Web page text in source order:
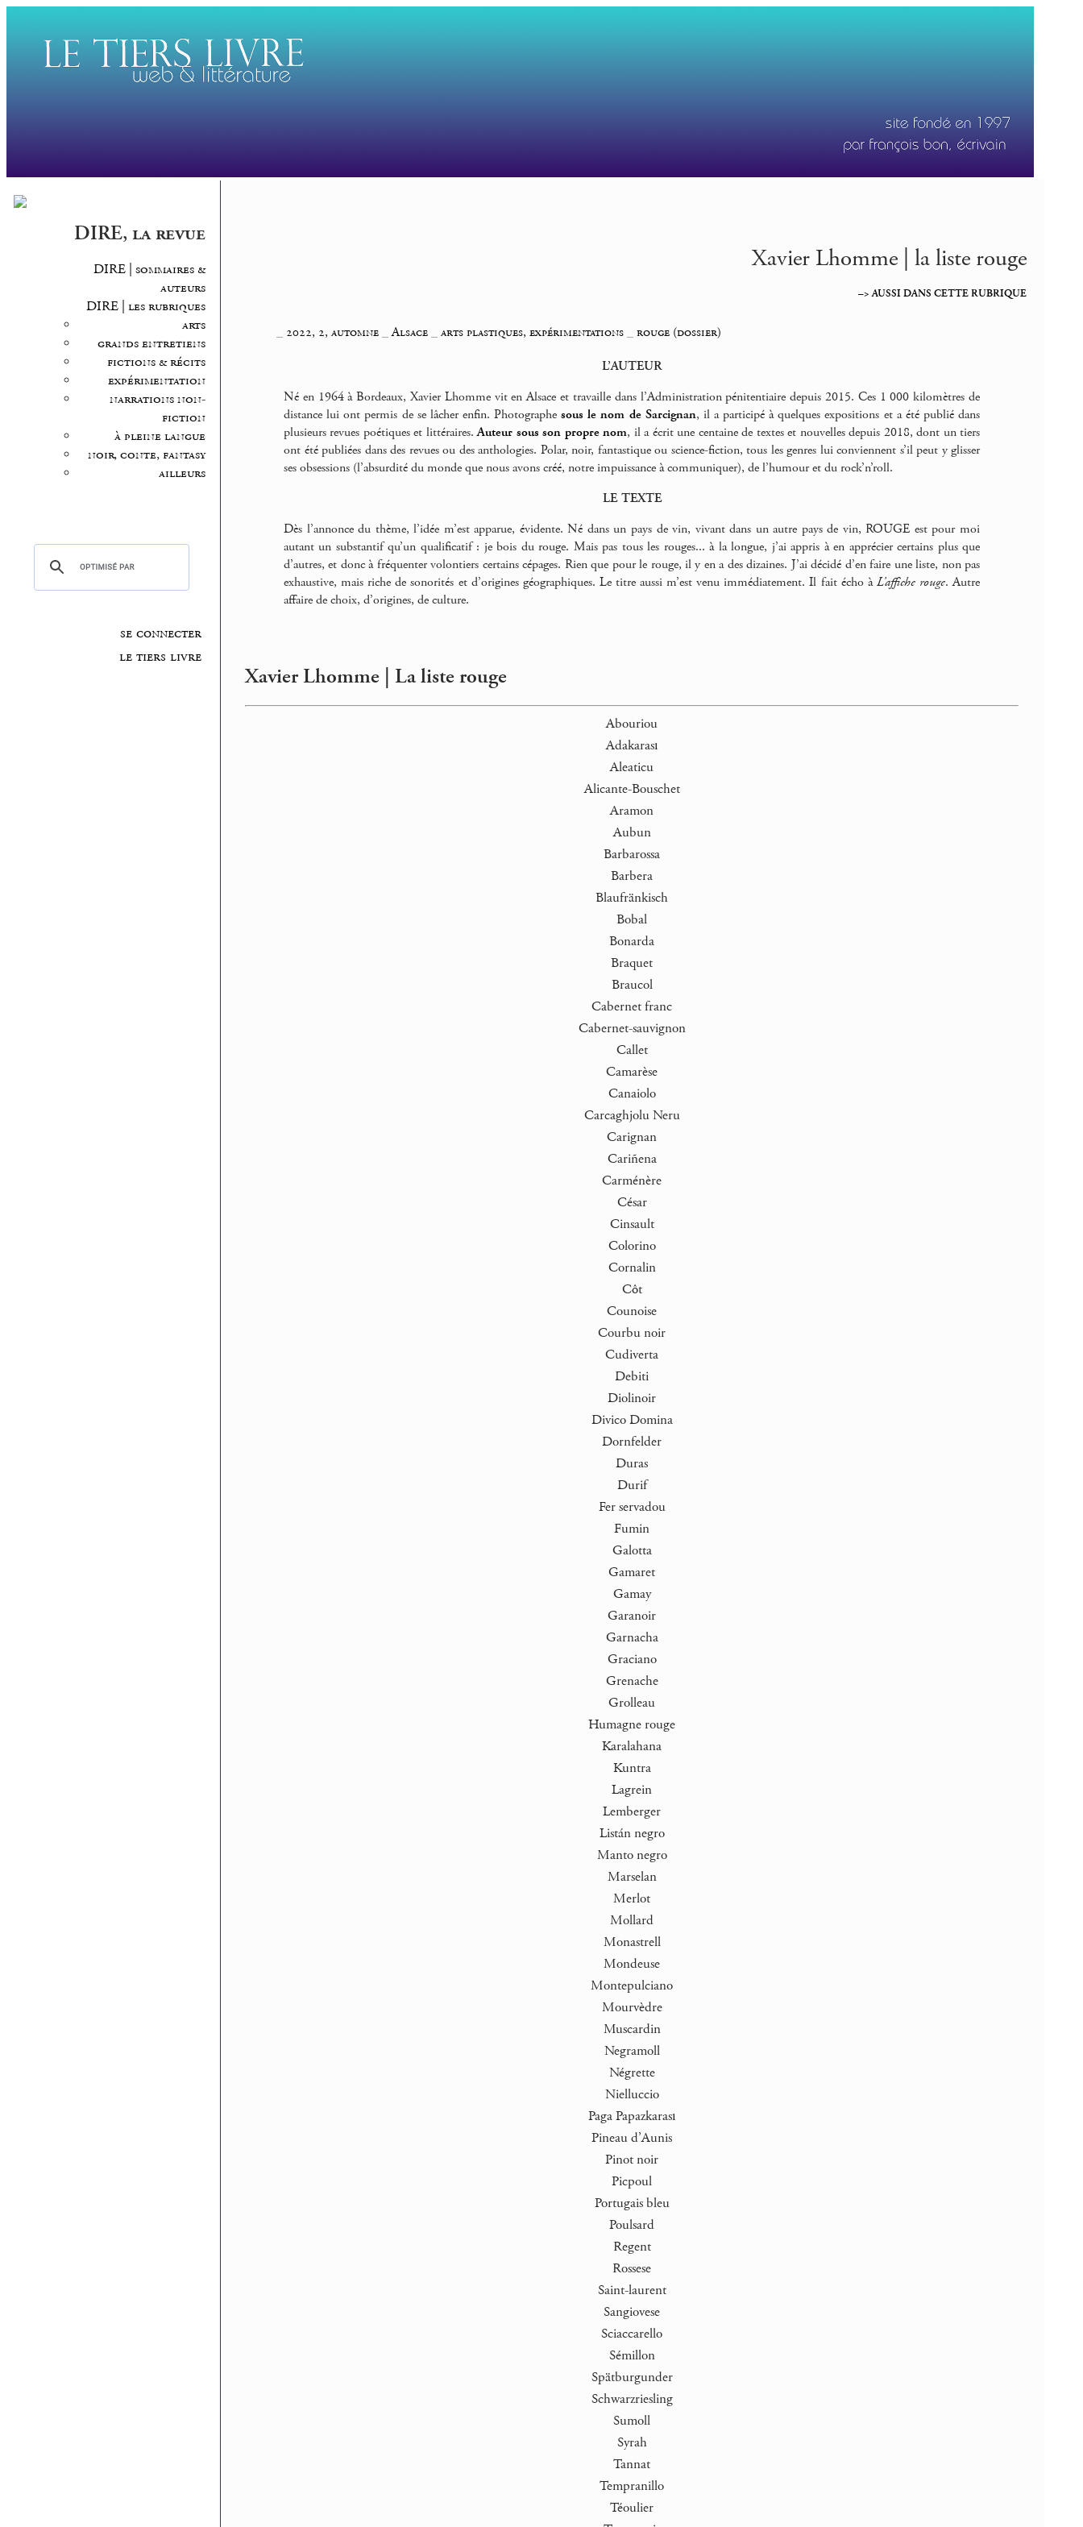
DIRE, la revue
DIRE | sommaires &
auteurs
DIRE | les rubriques
arts
grands entretiens
fictions & récits
expérimentation
narrations non-
fiction
à pleine langue
noir, conte, fantasy
ailleurs
se connecter
le tiers livre
Xavier Lhomme | la liste rouge
–> AUSSI DANS CETTE RUBRIQUE
_ 2022, 2, automne _Alsace _arts plastiques, expérimentations _rouge (dossier)
L’AUTEUR
Né en 1964 à Bordeaux, Xavier Lhomme vit en Alsace et travaille dans l’Administration pénitentiaire depuis 2015. Ces 1 000 kilomètres de
distance lui ont permis de se lâcher enfin. Photographesous le nom de Sarcignan, il a participé à quelques expositions et a été publié dans
plusieurs revues poétiques et littéraires.Auteur sous son propre nom, il a écrit une centaine de textes et nouvelles depuis 2018, dont un tiers
ont été publiées dans des revues ou des anthologies. Polar, noir, fantastique ou science-fiction, tous les genres lui conviennent s’il peut y glisser
ses obsessions (l’absurdité du monde que nous avons créé, notre impuissance à communiquer), de l’humour et du rock’n’roll.
LE TEXTE
Dès l’annonce du thème, l’idée m’est apparue, évidente. Né dans un pays de vin, vivant dans un autre pays de vin, ROUGE est pour moi
autant un substantif qu’un qualificatif : je bois du rouge. Mais pas tous les rouges... à la longue, j’ai appris à en apprécier certains plus que
d’autres, et donc à fréquenter volontiers certains cépages. Rien que pour le rouge, il y en a des dizaines. J’ai décidé d’en faire une liste, non pas
exhaustive, mais riche de sonorités et d’origines géographiques. Le titre aussi m’est venu immédiatement. Il fait écho àL’affiche rouge. Autre
affaire de choix, d’origines, de culture.
Xavier Lhomme | La liste rouge
Abouriou
Adakarası
Aleaticu
Alicante-Bouschet
Aramon
Aubun
Barbarossa
Barbera
Blaufränkisch
Bobal
Bonarda
Braquet
Braucol
Cabernet franc
Cabernet-sauvignon
Callet
Camarèse
Canaiolo
Carcaghjolu Neru
Carignan
Cariñena
Carménère
César
Cinsault
Colorino
Cornalin
Côt
Counoise
Courbu noir
Cudiverta
Debiti
Diolinoir
Divico Domina
Dornfelder
Duras
Durif
Fer servadou
Fumin
Galotta
Gamaret
Gamay
Garanoir
Garnacha
Graciano
Grenache
Grolleau
Humagne rouge
Karalahana
Kuntra
Lagrein
Lemberger
Listán negro
Manto negro
Marselan
Merlot
Mollard
Monastrell
Mondeuse
Montepulciano
Mourvèdre
Muscardin
Negramoll
Négrette
Nielluccio
Paga Papazkarası
Pineau d’Aunis
Pinot noir
Picpoul
Portugais bleu
Poulsard
Regent
Rossese
Saint-laurent
Sangiovese
Sciaccarello
Sémillon
Spätburgunder
Schwarzriesling
Sumoll
Syrah
Tannat
Tempranillo
Téoulier